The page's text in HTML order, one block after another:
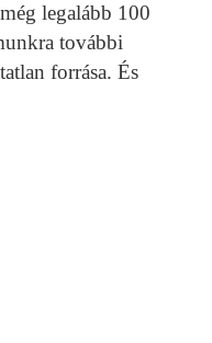
legalább 100
további
forrása. És